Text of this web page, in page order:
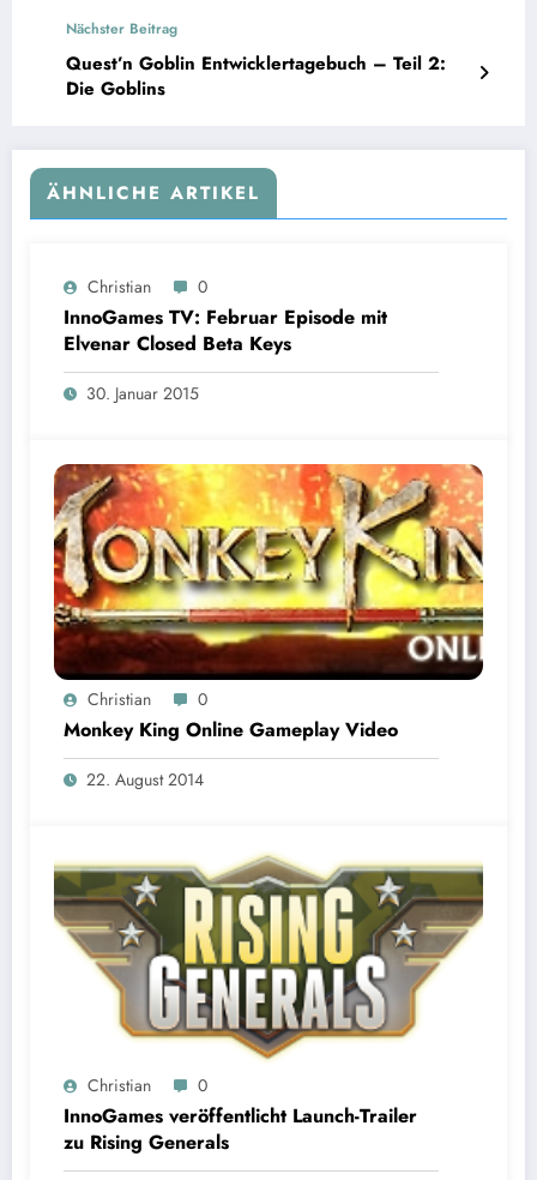
Nächster Beitrag
Quest’n Goblin Entwicklertagebuch – Teil 2:
Die Goblins
ÄHNLICHE ARTIKEL
Christian 0
InnoGames TV: Februar Episode mit
Elvenar Closed Beta Keys
30. Januar 2015
Christian 0
Monkey King Online Gameplay Video
22. August 2014
Christian 0
InnoGames veröffentlicht Launch-Trailer
zu Rising Generals